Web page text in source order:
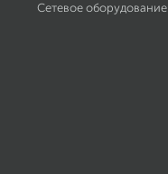
Сетевое оборудование